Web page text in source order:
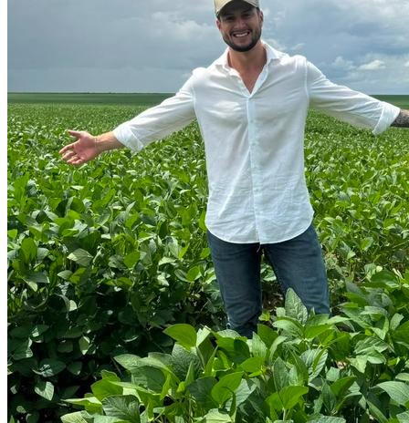
Fortaleza